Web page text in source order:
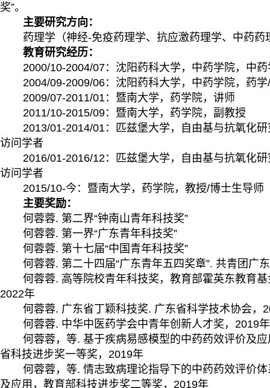
奖”。
主要研究方向：
药理学（神经-免疫药理学、抗应激药理学、中药药
教育研究经历：
2000/10-2004/07：沈阳药科大学，中药学院，中药
2004/09-2009/06：沈阳药科大学，中药学院，药学/
2009/07-2011/01 ：暨南大学，药学院，讲师
2011/10-2015/09：暨南大学，药学院，副教授
2013/01-2014/01 ：匹兹堡大学，自由基与抗氧化
访问学者
2016/01-2016/12 ：匹兹堡大学，自由基与抗氧化
访问学者
2015/10-今：暨南大学，药学院，教授/博士生导师
主要奖励：
何蓉蓉. 第二界“钟南山青年科技奖”
何蓉蓉. 第一界“广东青年科技奖”
何蓉蓉. 第十七届“中国青年科技奖”
何蓉蓉. 第二十四届“广东青年五四奖章”. 共青团广
何蓉蓉. 高等院校青年科技奖，教育部霍英东教育
2022年
何蓉蓉. 广东省丁颖科技奖. 广东省科学技术协会，
何蓉蓉. 中华中医药学会中青年创新人才奖， 2019年
何蓉蓉，等. 基于疾病易感模型的中药药效评价及应
省科技进步奖一等奖， 2019年
何蓉蓉，等. 情志致病理论指导下的中药药效评价
及应用 ， 教育部科技进步奖二等奖， 2019年